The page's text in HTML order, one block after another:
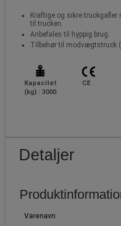
Kraftige og sikre
til trucken.
Anbefales til hyppig brug.
Tilbehør til modvægtstruck
Kapacitet
(kg) : 3000
CE
Detaljer
Varenavn